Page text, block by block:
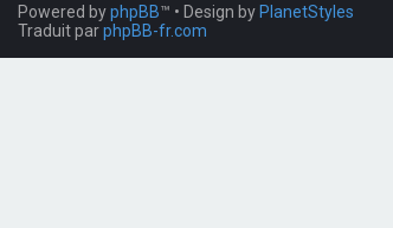
Powered byphpBB™ • Design by PlanetStyles
Traduit parphpBB-fr.com